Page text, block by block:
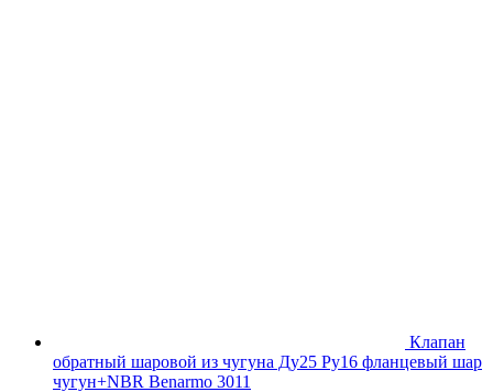
Клапан
обратный шаровой из чугуна Ду25 Ру16 фланцевый шар
чугун+NBR Benarmo 3011